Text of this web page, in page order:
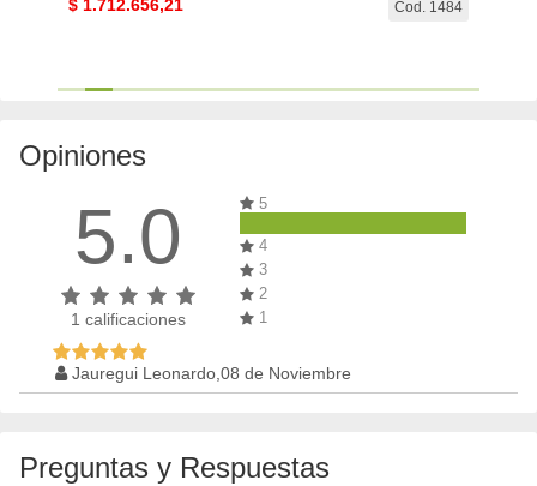
Cod. 1484
$ 1.712.656,21
Opiniones
5.0
1 calificaciones
5
4
3
2
1
Jauregui Leonardo,08 de Noviembre
Preguntas y Respuestas